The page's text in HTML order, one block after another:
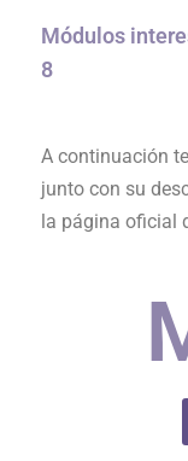
Módulos
8
A continuación
junto con su
la página oficial